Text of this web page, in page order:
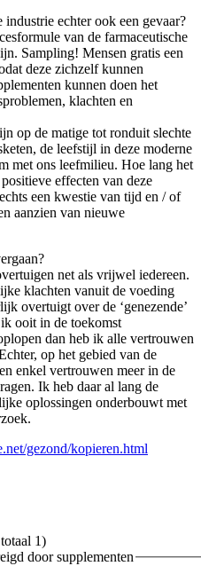
industrie echter ook een gevaar?
van de farmaceutische
Sampling! Mensen gratis een
deze zichzelf kunnen
kunnen doen het
klachten en
op de matige tot ronduit slechte
de leefstijl in deze moderne
met ons leefmilieu. Hoe lang het
effecten van deze
een kwestie van tijd en / of
aanzien van nieuwe
net als vrijwel iedereen.
klachten vanuit de voeding
overtuigt over de ‘genezende’
ooit in de toekomst
dan heb ik alle vertrouwen
op het gebied van de
enkel vertrouwen meer in de
Ik heb daar al lang de
oplossingen onderbouwt met
gezond/kopieren.html
1)
door supplementen